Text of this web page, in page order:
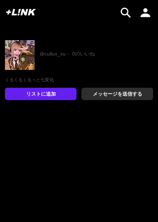
+L!NK
@cullux_xu・ 0のいいね
くるくるくるっと七変化
リストに追加 メッセージを送信する